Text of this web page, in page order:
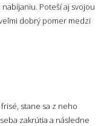
Poteší aj svojou
dobrý pomer medzi
stane sa z neho
zakrútia a následne